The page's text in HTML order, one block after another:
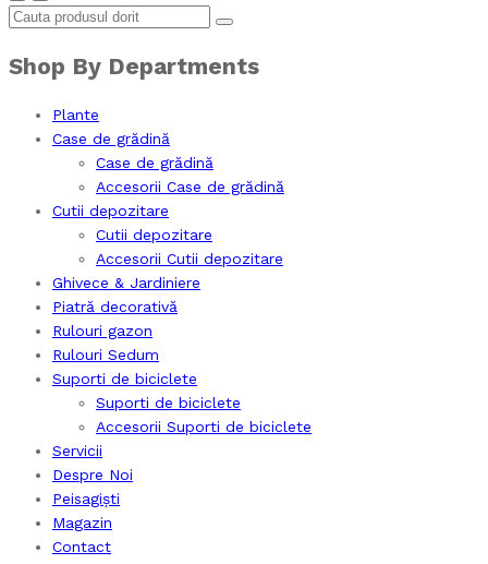
Shop By Departments
Plante
Case de grădină
Case de grădină
Accesorii Case de grădină
Cutii depozitare
Cutii depozitare
Accesorii Cutii depozitare
Ghivece & Jardiniere
Piatră decorativă
Rulouri gazon
Rulouri Sedum
Suporti de biciclete
Suporti de biciclete
Accesorii Suporti de biciclete
Servicii
Despre Noi
Peisagiști
Magazin
Contact